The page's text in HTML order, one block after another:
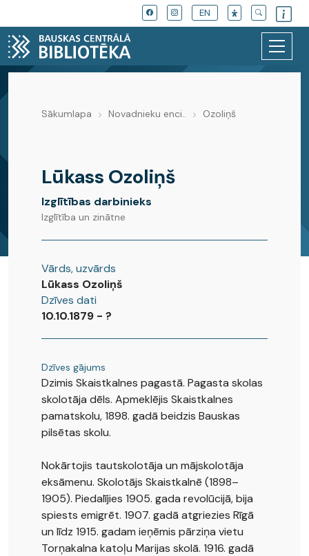
EN
Novadnieku enciklopēdija
Sākumlapa Novadnieku enci.. Ozoliņš
Lūkass Ozoliņš
Izglītības darbinieks
Izglītība un zinātne
Vārds, uzvārds
Lūkass Ozoliņš
Dzīves dati
10.10.1879 - ?
Dzīves gājums
Dzimis Skaistkalnes pagastā. Pagasta skolas
skolotāja dēls. Apmeklējis Skaistkalnes
pamatskolu, 1898. gadā beidzis Bauskas
pilsētas skolu.
Nokārtojis tautskolotāja un mājskolotāja
eksāmenu. Skolotājs Skaistkalnē (1898–
1905). Piedalījies 1905. gada revolūcijā, bija
spiests emigrēt. 1907. gadā atgriezies Rīgā
un līdz 1915. gadam ieņēmis pārziņa vietu
Torņakalna katoļu Marijas skolā. 1916. gadā